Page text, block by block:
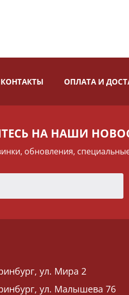
КОНТАКТЫ ОПЛАТА И
НА НАШИ
обновления,
ул. Мира 2
ул. Малышева 76